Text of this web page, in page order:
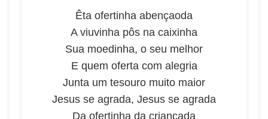
Êta ofertinha abençaoda
A viuvinha pôs na caixinha
Sua moedinha, o seu melhor
E quem oferta com alegria
Junta um tesouro muito maior
Jesus se agrada, Jesus se agrada
Da ofertinha da criançada